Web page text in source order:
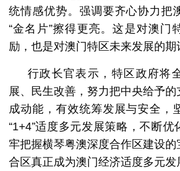
统情感优势。强调要齐心协力把
“金名片”擦得更亮。这是对澳门
励，也是对澳门特区未来发展的期
行政长官表示，特区政府将
展、民生改善，努力把中央给予
成动能，有效统筹发展与安全，
“1+4”适度多元发展策略，不断优
牢把握横琴粤澳深度合作区建设的
合区真正成为澳门经济适度多元发